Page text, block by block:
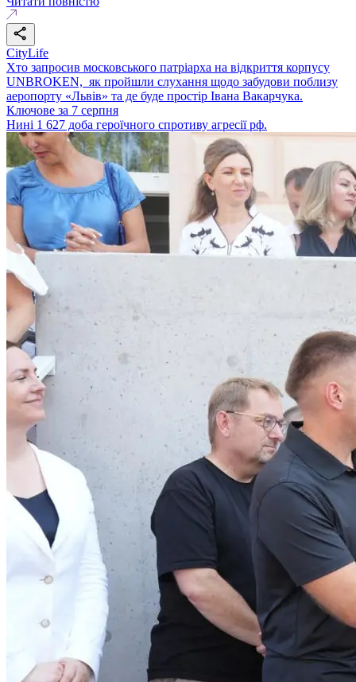
CityLife
Хто запросив московського патріарха на відкриття корпусу
UNBROKEN, як пройшли слухання щодо забудови поблизу
аеропорту «Львів» та де буде простір Івана Вакарчука.
Ключове за 7 серпня
Нині 1 627 доба героїчного спротиву агресії рф.